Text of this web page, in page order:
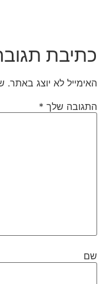
כתיבת
האימייל לא יוצג באתר.
התגובה שלך *
שם